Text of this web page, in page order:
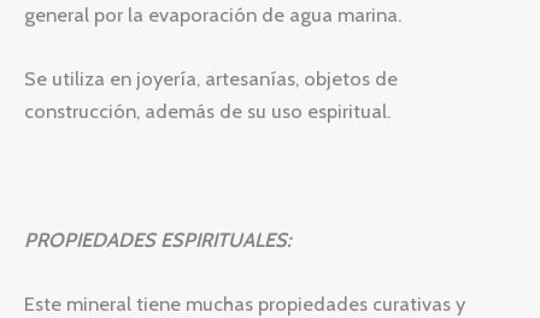
general por la evaporación de agua marina.
Se utiliza en joyería, artesanías, objetos de
construcción, además de su uso espiritual.
PROPIEDADES ESPIRITUALES:
Este mineral tiene muchas propiedades curativas y